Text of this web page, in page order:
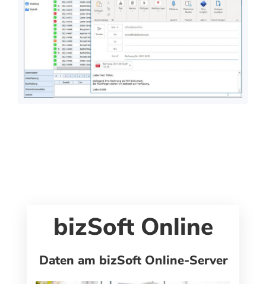
bizSoft Online
Daten am bizSoft Online-Server